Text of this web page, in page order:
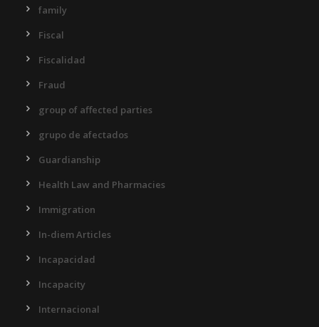
family
Fiscal
Fiscalidad
Fraud
group of affected parties
grupo de afectados
Guardianship
Health Law and Pharmacies
Immigration
In-diem Articles
Incapacidad
Incapacity
Internacional